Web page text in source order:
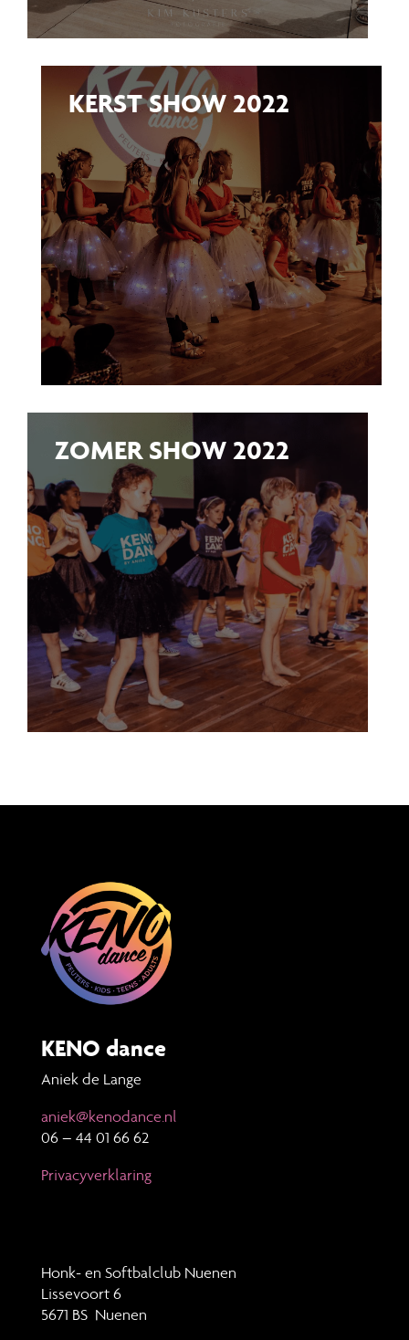
KERST SHOW 2022
ZOMER SHOW 2022
KENO dance
Aniek de Lange
aniek@kenodance.nl
06 – 44 01 66 62
Privacyverklaring
Honk- en Softbalclub Nuenen
Lissevoort 6
5671 BS Nuenen